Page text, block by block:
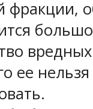
фракции,
ее нельзя